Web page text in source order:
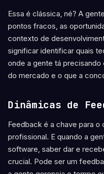
Essa é clássica, né? A
pontos fracos, as
contexto de
significar identificar quais
onde a gente tá precisando
do mercado e o que a
Dinâmicas de
Feedback é a chave para
profissional. E quando a
software, saber dar e
crucial. Pode ser um